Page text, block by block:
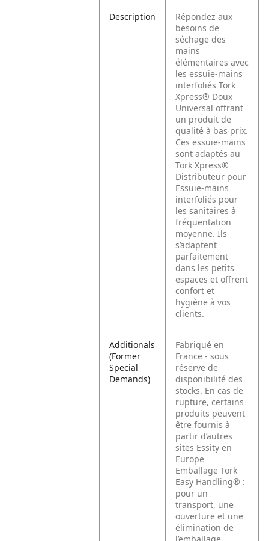
Description
Répondez aux
besoins de
séchage des
mains
élémentaires avec
les essuie-mains
interfoliés Tork
Xpress® Doux
Universal offrant
un produit de
qualité à bas prix.
Ces essuie-mains
sont adaptés au
Tork Xpress®
Distributeur pour
Essuie-mains
interfoliés pour
les sanitaires à
fréquentation
moyenne. Ils
s’adaptent
parfaitement
dans les petits
espaces et offrent
confort et
hygiène à vos
clients.
Additionals
(Former
Special
Demands)
Fabriqué en
France - sous
réserve de
disponibilité des
stocks. En cas de
rupture, certains
produits peuvent
être fournis à
partir d’autres
sites Essity en
Europe
Emballage Tork
Easy Handling® :
pour un
transport, une
ouverture et une
élimination de